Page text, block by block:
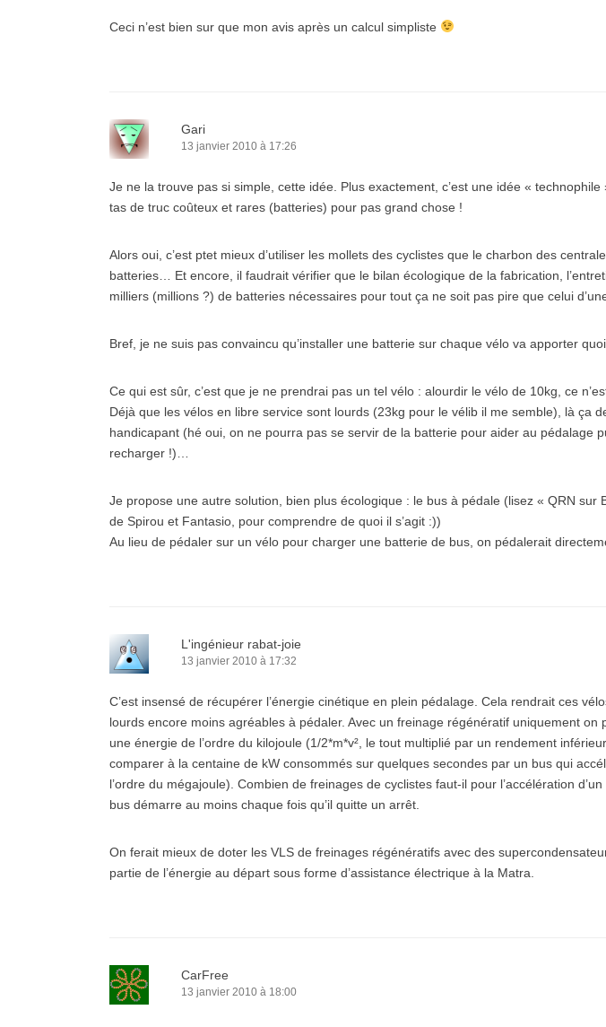
Ceci n’est bien sur que mon avis après un calcul simpliste
Gari
13 janvier 2010 à 17:26
Je ne la trouve pas si simple, cette idée. Plus exactement, c’est une idée «
tas de truc coûteux et rares (batteries) pour pas grand chose !
Alors oui, c’est ptet mieux d’utiliser les mollets des cyclistes que le charbon des
batteries… Et encore, il faudrait vérifier que le bilan écologique de la fabrication,
milliers (millions ?) de batteries nécessaires pour tout ça ne soit pas pire que celui
Bref, je ne suis pas convaincu qu’installer une batterie sur chaque vélo va apporter
Ce qui est sûr, c’est que je ne prendrai pas un tel vélo : alourdir le vélo de 10kg, ce
Déjà que les vélos en libre service sont lourds (23kg pour le vélib il me semble), là ça
handicapant (hé oui, on ne pourra pas se servir de la batterie pour aider au pédalage
recharger !)…
Je propose une autre solution, bien plus écologique : le bus à pédale (lisez « QRN sur
de Spirou et Fantasio, pour comprendre de quoi il s’agit :))
Au lieu de pédaler sur un vélo pour charger une batterie de bus, on pédalerait
L'ingénieur rabat-joie
13 janvier 2010 à 17:32
C’est insensé de récupérer l’énergie cinétique en plein pédalage. Cela rendrait ces
lourds encore moins agréables à pédaler. Avec un freinage régénératif uniquement on
une énergie de l’ordre du kilojoule (1/2*m*v², le tout multiplié par un rendement
comparer à la centaine de kW consommés sur quelques secondes par un bus qui
l’ordre du mégajoule). Combien de freinages de cyclistes faut-il pour l’accélération
bus démarre au moins chaque fois qu’il quitte un arrêt.
On ferait mieux de doter les VLS de freinages régénératifs avec des
partie de l’énergie au départ sous forme d’assistance électrique à la Matra.
CarFree
13 janvier 2010 à 18:00